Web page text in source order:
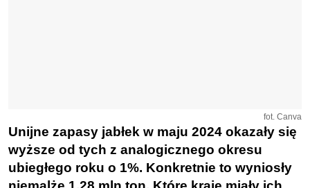
fot. Canva
Unijne zapasy jabłek w maju 2024 okazały się
wyższe od tych z analogicznego okresu
ubiegłego roku o 1%. Konkretnie to wyniosły